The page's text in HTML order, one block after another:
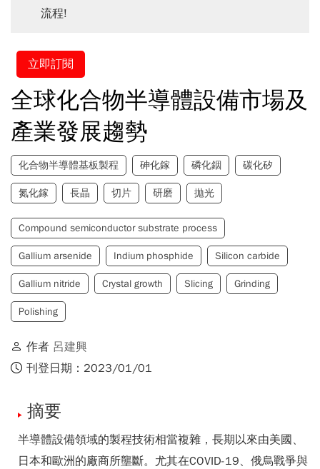
流程!
立即訂閱
全球化合物半導體設備市場及
產業發展趨勢
化合物半導體基板製程 砷化鎵 磷化銦 碳化矽
氮化鎵 長晶 切片 研磨 拋光
Compound semiconductor substrate process
Gallium arsenide Indium phosphide Silicon carbide
Gallium nitride Crystal growth Slicing Grinding
Polishing
作者 呂建興
刊登日期：2023/01/01
摘要
半導體設備領域的製程技術相當複雜，長期以來由美國、
日本和歐洲的廠商所壟斷。尤其在COVID-19、俄烏戰爭與